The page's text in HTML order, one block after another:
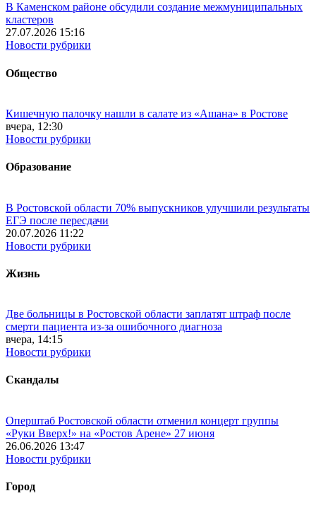
В Каменском районе обсудили создание межмуниципальных
кластеров
27.07.2026 15:16
Новости рубрики
Общество
Кишечную палочку нашли в салате из «Ашана» в Ростове
вчера, 12:30
Новости рубрики
Образование
В Ростовской области 70% выпускников улучшили результаты
ЕГЭ после пересдачи
20.07.2026 11:22
Новости рубрики
Жизнь
Две больницы в Ростовской области заплатят штраф после
смерти пациента из-за ошибочного диагноза
вчера, 14:15
Новости рубрики
Скандалы
Оперштаб Ростовской области отменил концерт группы
«Руки Вверх!» на «Ростов Арене» 27 июня
26.06.2026 13:47
Новости рубрики
Город